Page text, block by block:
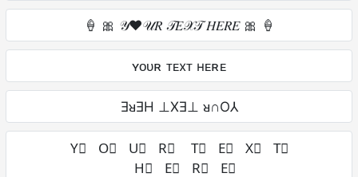
🍦 🎀 𝒴❤𝒰𝑅 𝒯𝐸𝒳𝒯 𝐻𝐸𝑅𝐸 🎀 🍦
ʏᴏᴜʀ ᴛᴇxᴛ ʜᴇʀᴇ
ƎᴚƎH ⊥XƎ⊥ ᴚ∩O⅄
Y⃣ O⃣ U⃣ R⃣ T⃣ E⃣ X⃣ T⃣
H⃣ E⃣ R⃣ E⃣